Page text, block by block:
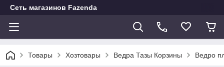
Сеть магазинов Fazenda
Товары Хозтовары Ведра Тазы Корзины Ведро